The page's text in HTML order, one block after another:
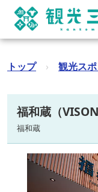
トップ › 観光ス
福和蔵（VISON
福和蔵